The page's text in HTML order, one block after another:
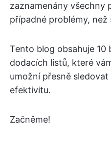
zaznamenány všechny
případné problémy,
Tento blog obsahuje 10
dodacích listů, které
umožní přesně
efektivitu.
Začněme!